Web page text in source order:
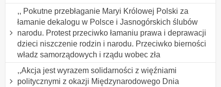
,, Pokutne przebłaganie Maryi Królowej Polski za
łamanie dekalogu w Polsce i Jasnogórskich ślubów
narodu. Protest przeciwko łamaniu prawa i deprawacji
dzieci niszczenie rodzin i narodu. Przeciwko bierności
władz samorządowych i rządu wobec zła
,,Akcja jest wyrazem solidarności z więźniami
politycznymi z okazji Międzynarodowego Dnia